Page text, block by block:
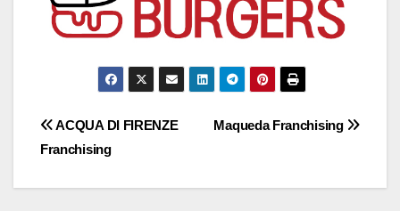
Navigazione
articoli
Maqueda Franchising
ACQUA DI FIRENZE
Franchising